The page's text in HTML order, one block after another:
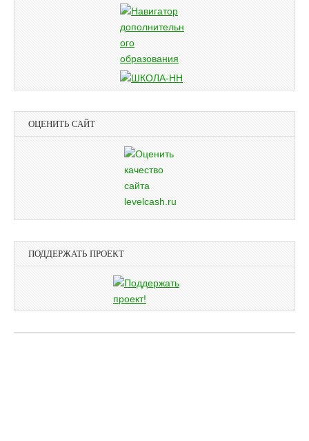
ОЦЕНИТЬ САЙТ
ПОДДЕРЖАТЬ ПРОЕКТ